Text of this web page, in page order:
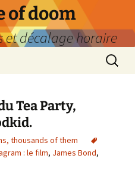
of doom
et décalage horaire
Tea Party,
thousands of them
: le film, James Bond,